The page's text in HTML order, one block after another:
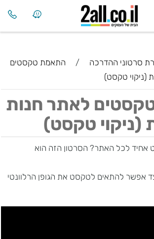
סרטוני ההדרכה /
התאמת טקסטים
(ניקוי טקסט)
לאתר חנות
(ניקוי טקסט)
אחיד לכל האתר? הסרטון הזה הוא
אפשר להתאים לטקסט את הגופן הרלוונטי